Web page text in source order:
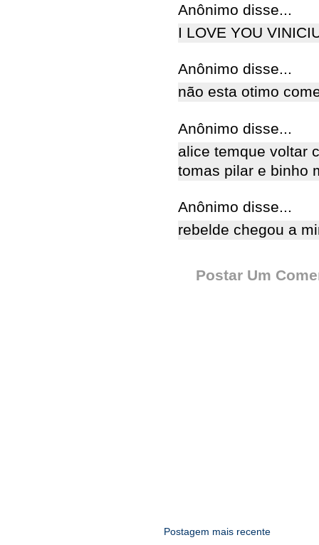
Anônimo disse...
I LOVE YOU
Anônimo disse...
não esta otimo
Anônimo disse...
alice temque voltar
tomas pilar e binho
Anônimo disse...
rebelde chegou a
Postar Um
Postagem mais recente